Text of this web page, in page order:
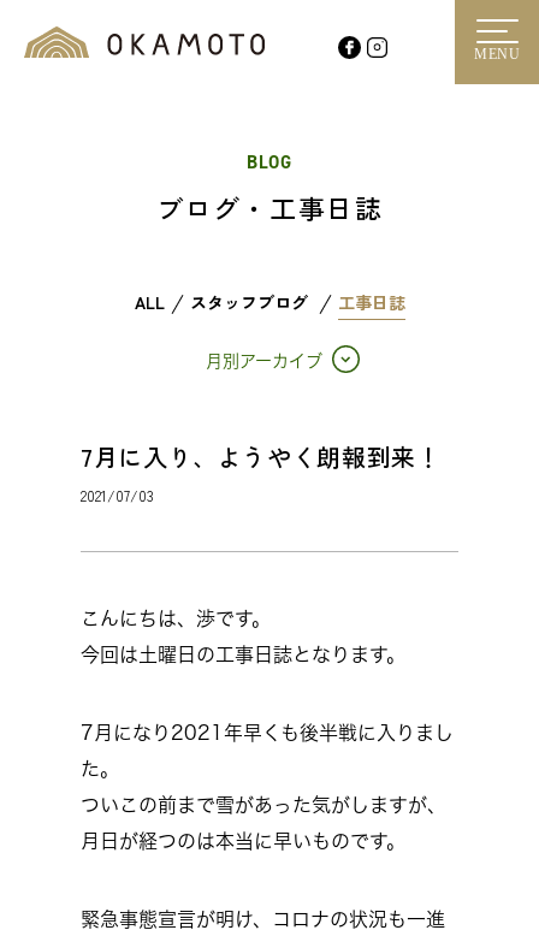
MENU
BLOG
ブログ・工事日誌
ALL スタッフブログ 工事日誌
月別アーカイブ
7月に入り、ようやく朗報到来！
2021/07/03
こんにちは、渉です。
今回は土曜日の工事日誌となります。
7月になり2021年早くも後半戦に入りまし
た。
ついこの前まで雪があった気がしますが、
月日が経つのは本当に早いものです。
緊急事態宣言が明け、コロナの状況も一進